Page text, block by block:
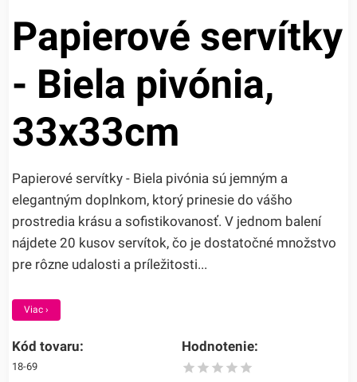
Papierové servítky
- Biela pivónia,
33x33cm
Papierové servítky - Biela pivónia sú jemným a
elegantným doplnkom, ktorý prinesie do vášho
prostredia krásu a sofistikovanosť. V jednom balení
nájdete 20 kusov servítok, čo je dostatočné množstvo
pre rôzne udalosti a príležitosti...
Viac ›
Kód tovaru:
18-69
Hodnotenie: